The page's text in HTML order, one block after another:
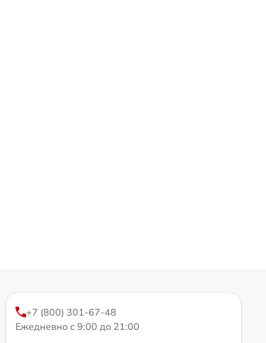
+7 (800) 301-67-48
Ежедневно с 9:00 до 21:00